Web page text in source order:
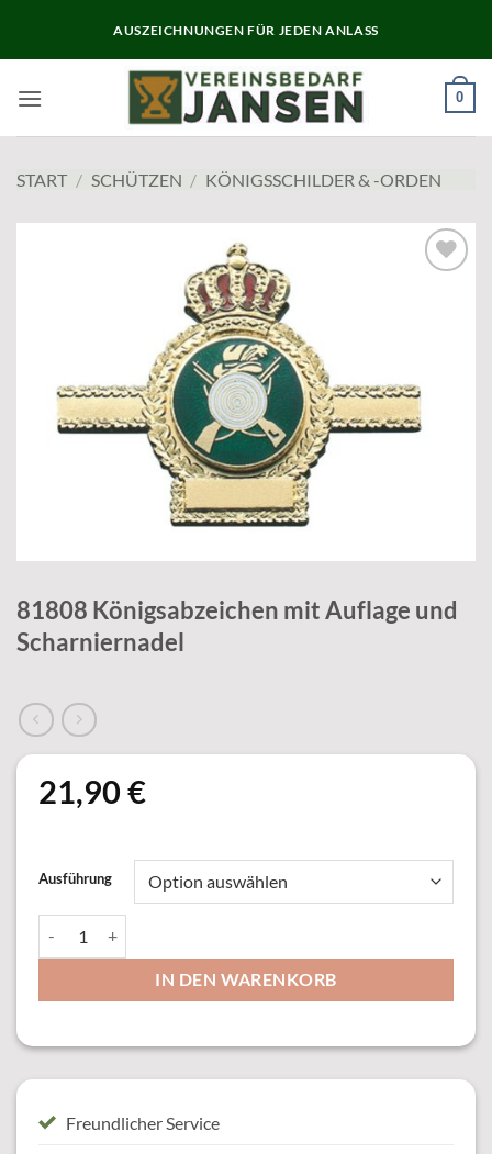
AUSZEICHNUNGEN FÜR JEDEN ANLASS
0
START / SCHÜTZEN / KÖNIGSSCHILDER & -ORDEN
81808 Königsabzeichen mit Auflage und
Scharniernadel
21,90 €
Ausführung
IN DEN WARENKORB
Freundlicher Service